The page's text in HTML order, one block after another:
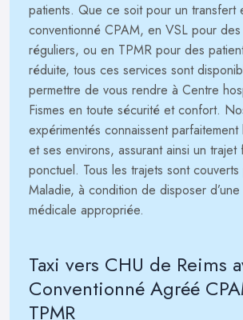
patients. Que ce soit pour un transfert
conventionné CPAM, en VSL pour
réguliers, ou en TPMR pour des
réduite, tous ces services sont
permettre de vous rendre à Centre
Fismes en toute sécurité et confort.
expérimentés connaissent parfaitement
et ses environs, assurant ainsi un trajet
ponctuel. Tous les trajets sont couverts
Maladie, à condition de disposer
médicale appropriée.
Taxi vers CHU de Reims
Conventionné Agréé
TPMR